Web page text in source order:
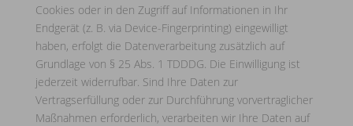
Cookies oder in den Zugriff auf Informationen in Ihr
Endgerät (z. B. via Device-Fingerprinting) eingewilligt
haben, erfolgt die Datenverarbeitung zusätzlich auf
Grundlage von § 25 Abs. 1 TDDDG. Die Einwilligung ist
jederzeit widerrufbar. Sind Ihre Daten zur
Vertragserfüllung oder zur Durchführung vorvertraglicher
Maßnahmen erforderlich, verarbeiten wir Ihre Daten auf